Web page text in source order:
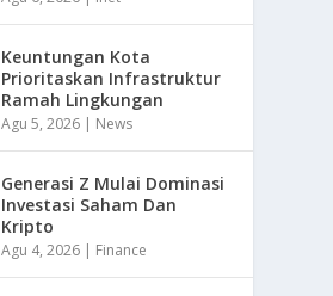
Keuntungan Kota
Prioritaskan Infrastruktur
Ramah Lingkungan
Agu 5, 2026 | News
Generasi Z Mulai Dominasi
Investasi Saham Dan
Kripto
Agu 4, 2026 | Finance